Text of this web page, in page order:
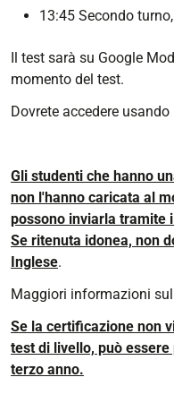
13:45 Secondo
Il test sarà su Google
momento del test.
Dovrete accedere
Gli studenti che hanno
non l'hanno caricata al
possono inviarla tramite
Se ritenuta idonea, non
Inglese.
Maggiori informazioni
Se la certificazione non
test di livello, può
terzo anno.